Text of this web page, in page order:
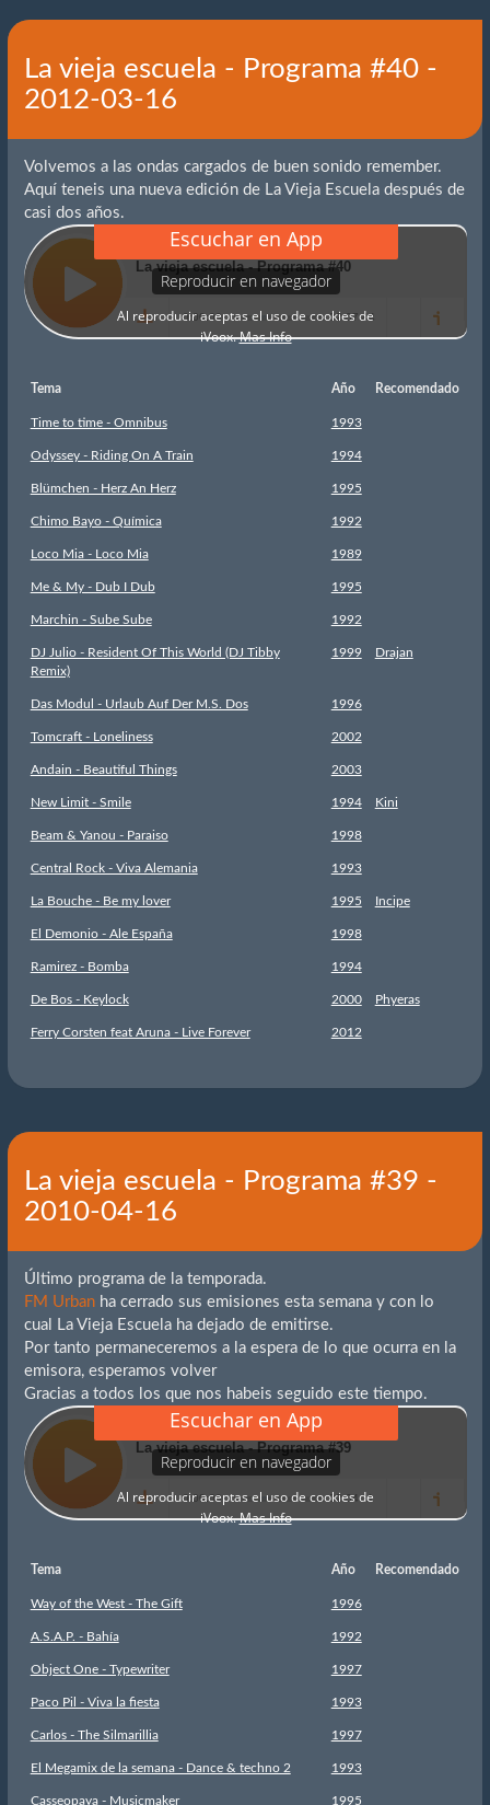
La vieja escuela - Programa #40 -
2012-03-16
Volvemos a las ondas cargados de buen sonido remember.
Aquí teneis una nueva edición de La Vieja Escuela después de
casi dos años.
Tema Año Recomendado
Time to time - Omnibus 1993
Odyssey - Riding On A Train 1994
Blümchen - Herz An Herz 1995
Chimo Bayo - Química 1992
Loco Mia - Loco Mia 1989
Me & My - Dub I Dub 1995
Marchin - Sube Sube 1992
DJ Julio - Resident Of This World (DJ Tibby
Remix)
1999 Drajan
Das Modul - Urlaub Auf Der M.S. Dos 1996
Tomcraft - Loneliness 2002
Andain - Beautiful Things 2003
New Limit - Smile 1994 Kini
Beam & Yanou - Paraiso 1998
Central Rock - Viva Alemania 1993
La Bouche - Be my lover 1995 Incipe
El Demonio - Ale España 1998
Ramirez - Bomba 1994
De Bos - Keylock 2000 Phyeras
Ferry Corsten feat Aruna - Live Forever 2012
La vieja escuela - Programa #39 -
2010-04-16
Último programa de la temporada.
FM Urbanha cerrado sus emisiones esta semana y con lo
cual La Vieja Escuela ha dejado de emitirse.
Por tanto permaneceremos a la espera de lo que ocurra en la
emisora, esperamos volver
Gracias a todos los que nos habeis seguido este tiempo.
Tema Año Recomendado
Way of the West - The Gift 1996
A.S.A.P. - Bahía 1992
Object One - Typewriter 1997
Paco Pil - Viva la fiesta 1993
Carlos - The Silmarillia 1997
El Megamix de la semana - Dance & techno 2 1993
Casseopaya - Musicmaker 1995